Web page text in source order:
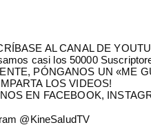
AL CANAL DE
casi los 50000
PÓNGANOS UN «ME
LOS VIDEOS!
EN FACEBOOK,
@KineSaludTV